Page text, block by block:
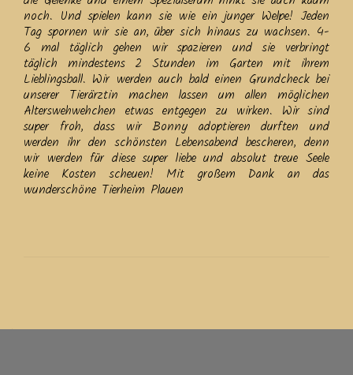
noch. Und spielen kann sie wie ein junger Welpe! Jeden
Tag spornen wir sie an, über sich hinaus zu wachsen. 4-
6 mal täglich gehen wir spazieren und sie verbringt
täglich mindestens 2 Stunden im Garten mit ihrem
Lieblingsball. Wir werden auch bald einen Grundcheck bei
unserer Tierärztin machen lassen um allen möglichen
Alterswehwehchen etwas entgegen zu wirken. Wir sind
super froh, dass wir Bonny adoptieren durften und
werden ihr den schönsten Lebensabend bescheren, denn
wir werden für diese super liebe und absolut treue Seele
keine Kosten scheuen! Mit großem Dank an das
wunderschöne Tierheim Plauen
Navigation